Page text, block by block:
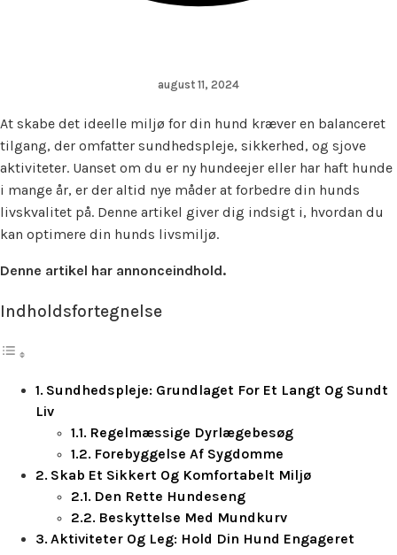
august 11, 2024
At skabe det ideelle miljø for din hund kræver en balanceret
tilgang, der omfatter sundhedspleje, sikkerhed, og sjove
aktiviteter. Uanset om du er ny hundeejer eller har haft hunde
i mange år, er der altid nye måder at forbedre din hunds
livskvalitet på. Denne artikel giver dig indsigt i, hvordan du
kan optimere din hunds livsmiljø.
Denne artikel har annonceindhold.
Indholdsfortegnelse
Sundhedspleje: Grundlaget For Et Langt Og Sundt
Liv
Regelmæssige Dyrlægebesøg
Forebyggelse Af Sygdomme
Skab Et Sikkert Og Komfortabelt Miljø
Den Rette Hundeseng
Beskyttelse Med Mundkurv
Aktiviteter Og Leg: Hold Din Hund Engageret